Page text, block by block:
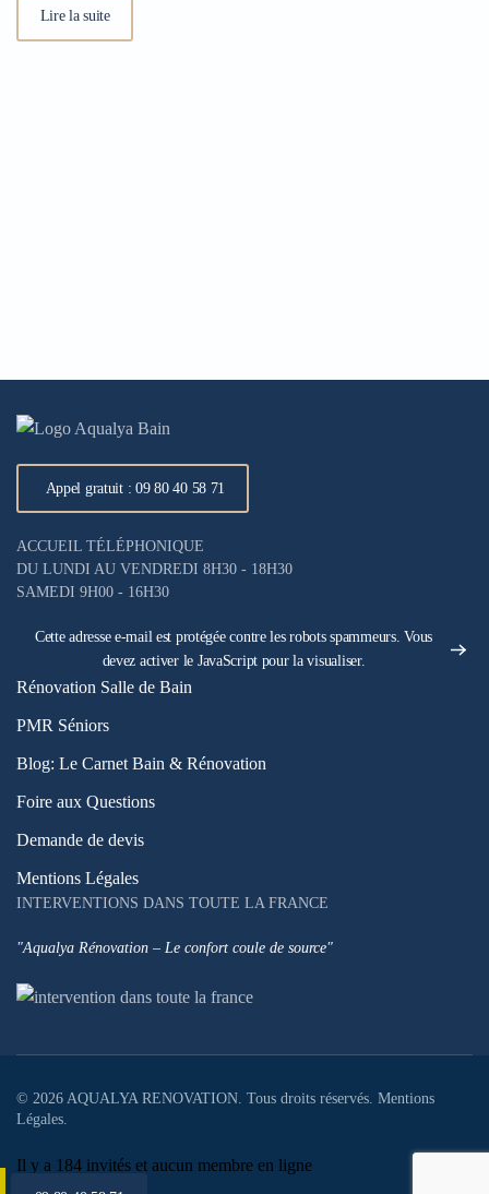
Lire la suite
Appel gratuit : 09 80 40 58 71
ACCUEIL TÉLÉPHONIQUE
DU LUNDI AU VENDREDI 8H30 - 18H30
SAMEDI 9H00 - 16H30
Cette adresse e-mail est protégée contre les robots spammeurs. Vous
devez activer le JavaScript pour la visualiser.
Rénovation Salle de Bain
PMR Séniors
Blog: Le Carnet Bain & Rénovation
Foire aux Questions
Demande de devis
Mentions Légales
INTERVENTIONS DANS TOUTE LA FRANCE
"Aqualya Rénovation – Le confort coule de source"
© 2026 AQUALYA RENOVATION. Tous droits réservés. Mentions
Légales
Il y a 184 invités et aucun membre en ligne